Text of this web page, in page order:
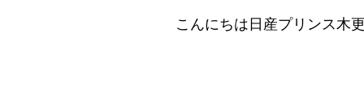
こんにちは日産プリンス木